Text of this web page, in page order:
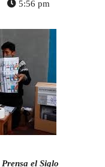
5:56 pm
Prensa el Siglo